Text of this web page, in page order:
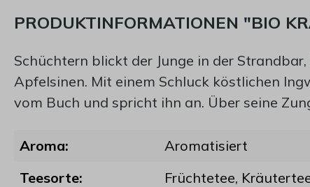
PRODUKTINFORMATIONEN "BIO
Schüchtern blickt der Junge in der
Apfelsinen. Mit einem Schluck köstlichen
vom Buch und spricht ihn an. Über seine
Aroma:
Aromatisiert
Teesorte:
Früchtetee,